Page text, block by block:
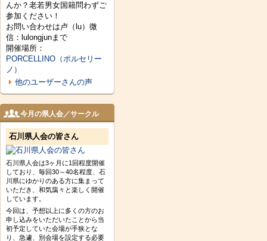
んか？老若男女国籍問わずご
参加ください！
お問い合わせは卢（lu）微
信：lulongjunまで
開催場所：
PORCELLINO（ポルセリー
ノ）
他のユーザーさんの声
今月の県人会／サークル
石川県人会の皆さん
石川県人会は3ヶ月に1回程度開催
しており、毎回30～40名程度、石
川県にゆかりのある方に集まって
いただき、和気藹々と楽しく開催
しています。
今回は、予想以上に多くの方のお
申し込みをいただいたことから当
初予定していた会場が手狭とな
り、急遽、別会場を設定する必要